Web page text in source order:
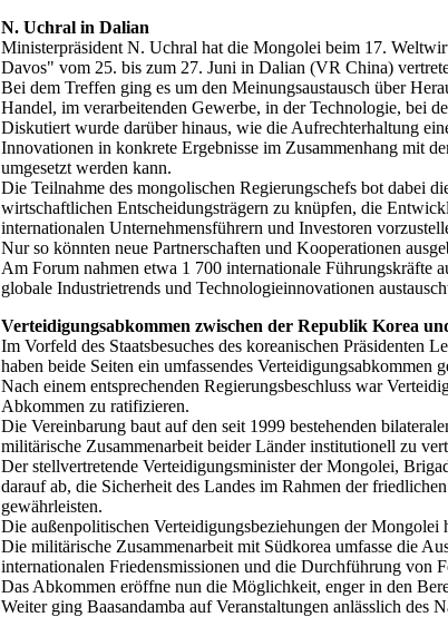
N. Uchral in Dalian
Ministerpräsident N. Uchral hat die Mongolei beim 17.
Davos" vom 25. bis zum 27. Juni in Dalian (VR China)
Bei dem Treffen ging es um den Meinungsaustausch über
Handel, im verarbeitenden Gewerbe, in der Technologie, bei
Diskutiert wurde darüber hinaus, wie die Aufrechterhaltung
Innovationen in konkrete Ergebnisse im Zusammenhang mit
umgesetzt werden kann.
Die Teilnahme des mongolischen Regierungschefs bot dabei
wirtschaftlichen Entscheidungsträgern zu knüpfen, die
internationalen Unternehmensführern und Investoren
Nur so könnten neue Partnerschaften und Kooperationen
Am Forum nahmen etwa 1 700 internationale Führungskräfte
globale Industrietrends und Technologieinnovationen
Verteidigungsabkommen zwischen der Republik Korea
Im Vorfeld des Staatsbesuches des koreanischen
haben beide Seiten ein umfassendes Verteidigungsabkommen
Nach einem entsprechenden Regierungsbeschluss war
Abkommen zu ratifizieren.
Die Vereinbarung baut auf den seit 1999 bestehenden
militärische Zusammenarbeit beider Länder institutionell zu
Der stellvertretende Verteidigungsminister der Mongolei,
darauf ab, die Sicherheit des Landes im Rahmen der
gewährleisten.
Die außenpolitischen Verteidigungsbeziehungen der
Die militärische Zusammenarbeit mit Südkorea umfasse die
internationalen Friedensmissionen und die Durchführung von
Das Abkommen eröffne nun die Möglichkeit, enger in den
Weiter ging Baasandamba auf Veranstaltungen anlässlich des